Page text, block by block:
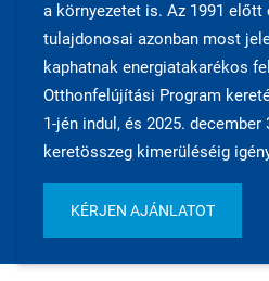
a környezetet is. Az 1991 előtt
tulajdonosai azonban most
kaphatnak energiatakarékos
Otthonfelújítási Program
1-jén indul, és 2025. december
keretösszeg kimerüléséig
KÉRJEN AJÁNLATOT